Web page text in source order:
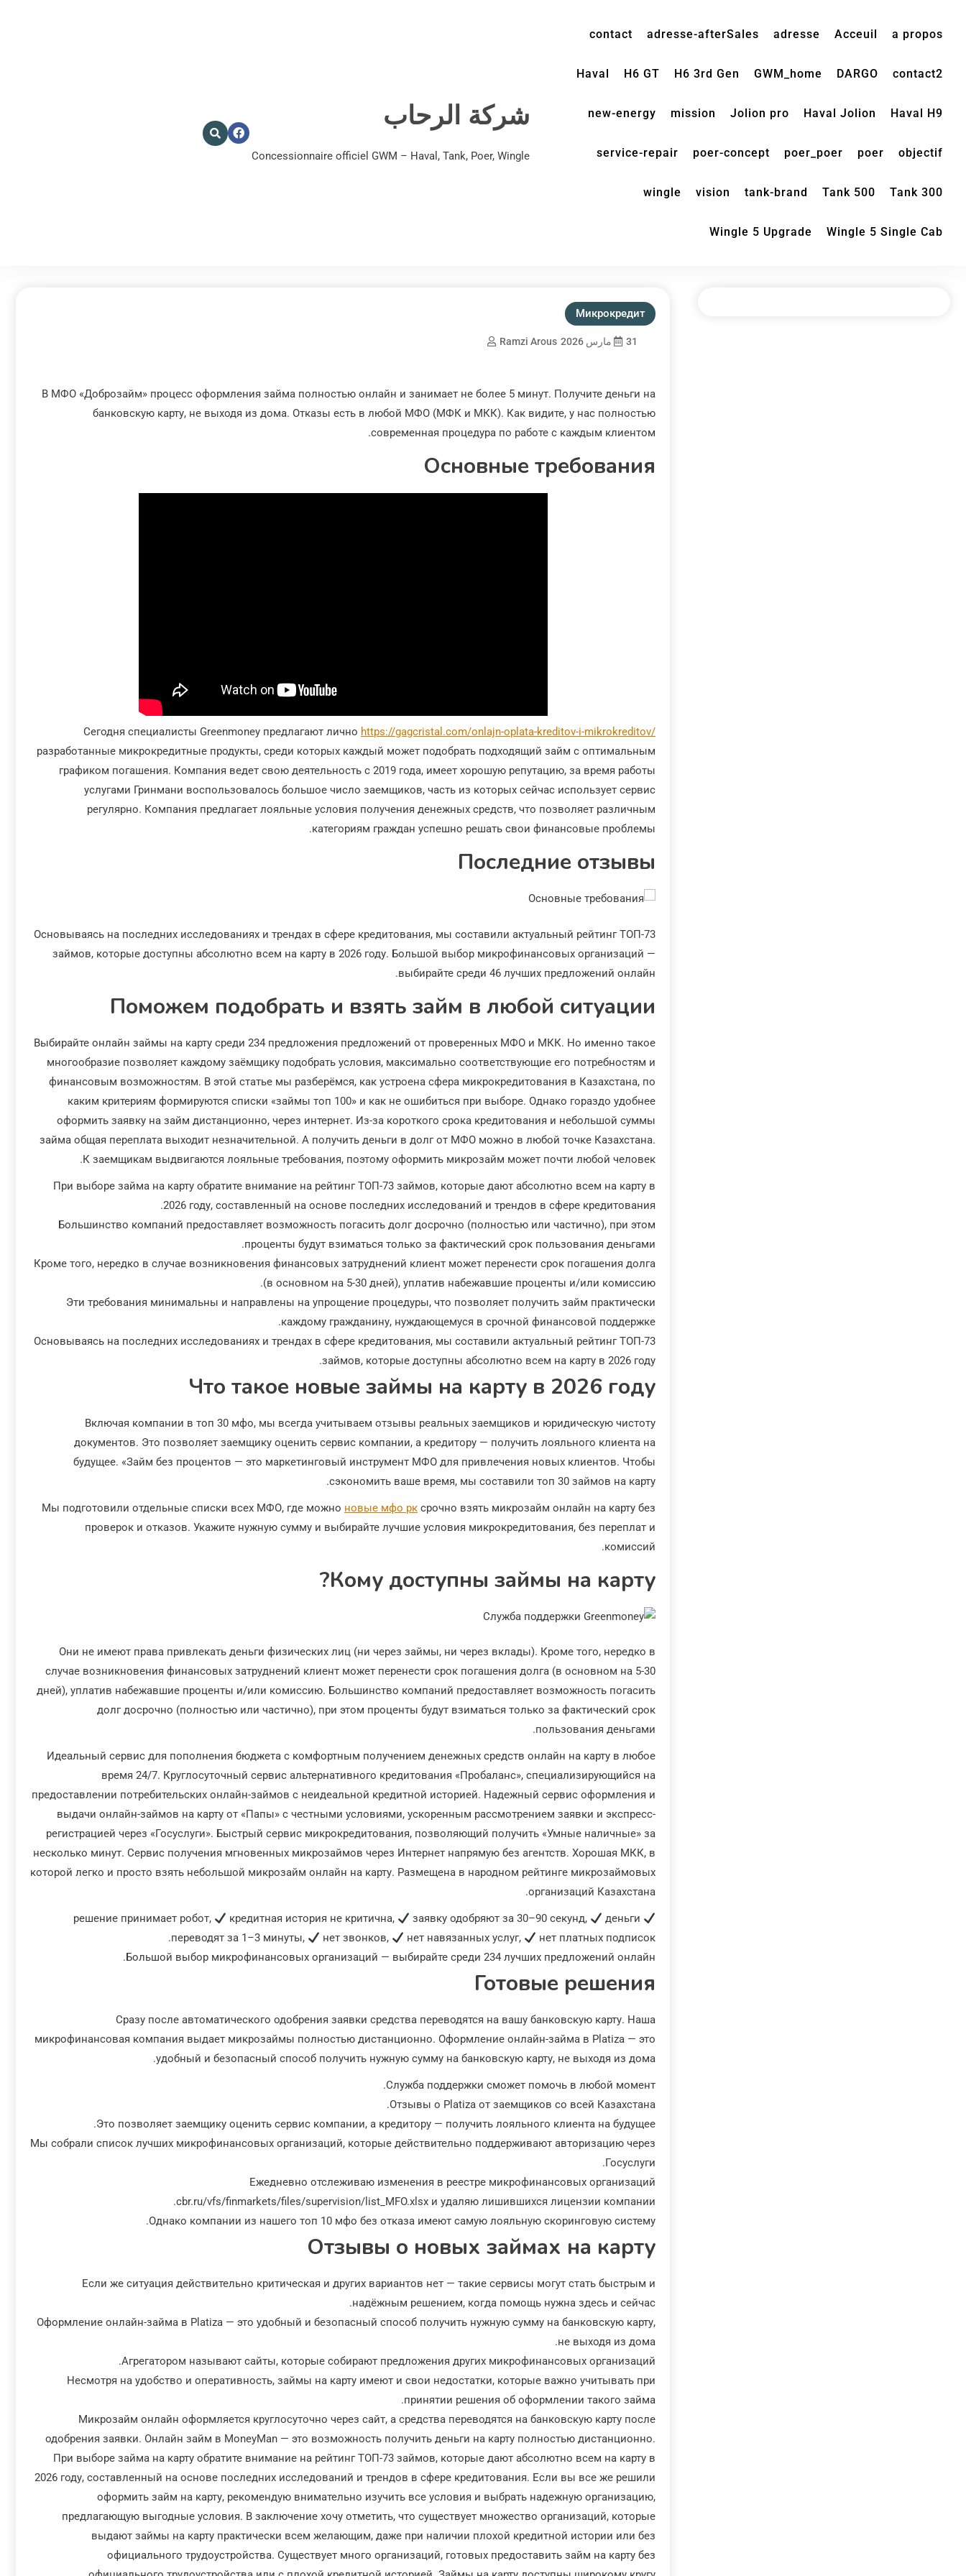
a propos
Acceuil
adresse
adresse-afterSales
contact
contact2
DARGO
GWM_home
H6 3rd Gen
H6 GT
Haval
Haval H9
Haval Jolion
Jolion pro
mission
new-energy
objectif
poer
poer_poer
poer-concept
service-repair
Tank 300
Tank 500
tank-brand
vision
wingle
Wingle 5 Single Cab
Wingle 5 Upgrade
شركة الرحاب
Concessionnaire officiel GWM – Haval, Tank, Poer, Wingle
Микрокредит
31 مارس 2026 Ramzi Arous
В МФО «Доброзайм» процесс оформления займа полностью онлайн и занимает не более 5 минут. Получите деньги на
банковскую карту, не выходя из дома. Отказы есть в любой МФО (МФК и МКК). Как видите, у нас полностью
современная процедура по работе с каждым клиентом.
Основные требования
Сегодня специалисты Greenmoney предлагают лично https://gagcristal.com/onlajn-oplata-kreditov-i-mikrokreditov/
разработанные микрокредитные продукты, среди которых каждый может подобрать подходящий займ с оптимальным
графиком погашения. Компания ведет свою деятельность с 2019 года, имеет хорошую репутацию, за время работы
услугами Гринмани воспользовалось большое число заемщиков, часть из которых сейчас использует сервис
регулярно. Компания предлагает лояльные условия получения денежных средств, что позволяет различным
категориям граждан успешно решать свои финансовые проблемы.
Последние отзывы
Основываясь на последних исследованиях и трендах в сфере кредитования, мы составили актуальный рейтинг ТОП-73
займов, которые доступны абсолютно всем на карту в 2026 году. Большой выбор микрофинансовых организаций —
выбирайте среди 46 лучших предложений онлайн.
Поможем подобрать и взять займ в любой ситуации
Выбирайте онлайн займы на карту среди 234 предложения предложений от проверенных МФО и МКК. Но именно такое
многообразие позволяет каждому заёмщику подобрать условия, максимально соответствующие его потребностям и
финансовым возможностям. В этой статье мы разберёмся, как устроена сфера микрокредитования в Казахстана, по
каким критериям формируются списки «займы топ 100» и как не ошибиться при выборе. Однако гораздо удобнее
оформить заявку на займ дистанционно, через интернет. Из-за короткого срока кредитования и небольшой суммы
займа общая переплата выходит незначительной. А получить деньги в долг от МФО можно в любой точке Казахстана.
К заемщикам выдвигаются лояльные требования, поэтому оформить микрозайм может почти любой человек.
При выборе займа на карту обратите внимание на рейтинг ТОП-73 займов, которые дают абсолютно всем на карту в
2026 году, составленный на основе последних исследований и трендов в сфере кредитования.
Большинство компаний предоставляет возможность погасить долг досрочно (полностью или частично), при этом
проценты будут взиматься только за фактический срок пользования деньгами.
Кроме того, нередко в случае возникновения финансовых затруднений клиент может перенести срок погашения долга
(в основном на 5-30 дней), уплатив набежавшие проценты и/или комиссию.
Эти требования минимальны и направлены на упрощение процедуры, что позволяет получить займ практически
каждому гражданину, нуждающемуся в срочной финансовой поддержке.
Основываясь на последних исследованиях и трендах в сфере кредитования, мы составили актуальный рейтинг ТОП-73
займов, которые доступны абсолютно всем на карту в 2026 году.
Что такое новые займы на карту в 2026 году
Включая компании в топ 30 мфо, мы всегда учитываем отзывы реальных заемщиков и юридическую чистоту
документов. Это позволяет заемщику оценить сервис компании, а кредитору — получить лояльного клиента на
будущее. «Займ без процентов — это маркетинговый инструмент МФО для привлечения новых клиентов. Чтобы
сэкономить ваше время, мы составили топ 30 займов на карту.
Мы подготовили отдельные списки всех МФО, где можно новые мфо рк срочно взять микрозайм онлайн на карту без
проверок и отказов. Укажите нужную сумму и выбирайте лучшие условия микрокредитования, без переплат и
комиссий.
Кому доступны займы на карту?
Они не имеют права привлекать деньги физических лиц (ни через займы, ни через вклады). Кроме того, нередко в
случае возникновения финансовых затруднений клиент может перенести срок погашения долга (в основном на 5-30
дней), уплатив набежавшие проценты и/или комиссию. Большинство компаний предоставляет возможность погасить
долг досрочно (полностью или частично), при этом проценты будут взиматься только за фактический срок
пользования деньгами.
Идеальный сервис для пополнения бюджета с комфортным получением денежных средств онлайн на карту в любое
время 24/7. Круглосуточный сервис альтернативного кредитования «Пробаланс», специализирующийся на
предоставлении потребительских онлайн-займов с неидеальной кредитной историей. Надежный сервис оформления и
выдачи онлайн-займов на карту от «Папы» с честными условиями, ускоренным рассмотрением заявки и экспресс-
регистрацией через «Госуслуги». Быстрый сервис микрокредитования, позволяющий получить «Умные наличные» за
несколько минут. Сервис получения мгновенных микрозаймов через Интернет напрямую без агентств. Хорошая МКК, в
которой легко и просто взять небольшой микрозайм онлайн на карту. Размещена в народном рейтинге микрозаймовых
организаций Казахстана.
кредитная история не критична, заявку одобряют за 30–90 секунд,
деньги
переводят за 1–3 минуты,
нет звонков, нет навязанных услуг,
нет платных подписок.
Большой выбор микрофинансовых организаций — выбирайте среди 234 лучших предложений онлайн.
Готовые решения
Сразу после автоматического одобрения заявки средства переводятся на вашу банковскую карту. Наша
микрофинансовая компания выдает микрозаймы полностью дистанционно. Оформление онлайн-займа в Platiza — это
удобный и безопасный способ получить нужную сумму на банковскую карту, не выходя из дома.
Служба поддержки сможет помочь в любой момент.
Отзывы о Platiza от заемщиков со всей Казахстана.
Это позволяет заемщику оценить сервис компании, а кредитору — получить лояльного клиента на будущее.
Мы собрали список лучших микрофинансовых организаций, которые действительно поддерживают авторизацию через
Госуслуги.
Ежедневно отслеживаю изменения в реестре микрофинансовых организаций
cbr.ru/vfs/finmarkets/files/supervision/list_MFO.xlsx и удаляю лишившихся лицензии компании.
Однако компании из нашего топ 10 мфо без отказа имеют самую лояльную скоринговую систему.
Отзывы о новых займах на карту
Если же ситуация действительно критическая и других вариантов нет — такие сервисы могут стать быстрым и
надёжным решением, когда помощь нужна здесь и сейчас.
Оформление онлайн-займа в Platiza — это удобный и безопасный способ получить нужную сумму на банковскую карту,
не выходя из дома.
Агрегатором называют сайты, которые собирают предложения других микрофинансовых организаций.
Несмотря на удобство и оперативность, займы на карту имеют и свои недостатки, которые важно учитывать при
принятии решения об оформлении такого займа.
Микрозайм онлайн оформляется круглосуточно через сайт, а средства переводятся на банковскую карту после
одобрения заявки. Онлайн займ в MoneyMan — это возможность получить деньги на карту полностью дистанционно.
При выборе займа на карту обратите внимание на рейтинг ТОП-73 займов, которые дают абсолютно всем на карту в
2026 году, составленный на основе последних исследований и трендов в сфере кредитования. Если вы все же решили
оформить займ на карту, рекомендую внимательно изучить все условия и выбрать надежную организацию,
предлагающую выгодные условия. В заключение хочу отметить, что существует множество организаций, которые
выдают займы на карту практически всем желающим, даже при наличии плохой кредитной истории или без
официального трудоустройства. Существует много организаций, готовых предоставить займ на карту без